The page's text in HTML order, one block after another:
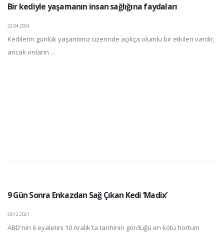
Bir kediyle yaşamanın insan sağlığına faydaları
22.04.2024
Kedilerin günlük yaşantımız üzerinde açıkça olumlu bir etkileri vardır,
ancak onların ...
9 Gün Sonra Enkazdan Sağ Çıkan Kedi ‘Madix’
29.12.2021
ABD'nin 6 eyaletini 10 Aralık'ta tarihinin gördüğü en kötü hortum